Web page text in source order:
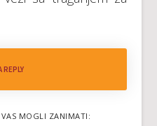
REPLY
MOGLI ZANIMATI: